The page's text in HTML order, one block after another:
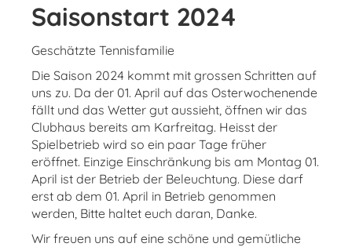
Saisonstart 2024
Geschätzte Tennisfamilie
Die Saison 2024 kommt mit grossen Schritten auf
uns zu. Da der 01. April auf das Osterwochenende
fällt und das Wetter gut aussieht, öffnen wir das
Clubhaus bereits am Karfreitag. Heisst der
Spielbetrieb wird so ein paar Tage früher
eröffnet. Einzige Einschränkung bis am Montag 01.
April ist der Betrieb der Beleuchtung. Diese darf
erst ab dem 01. April in Betrieb genommen
werden, Bitte haltet euch daran, Danke.
Wir freuen uns auf eine schöne und gemütliche